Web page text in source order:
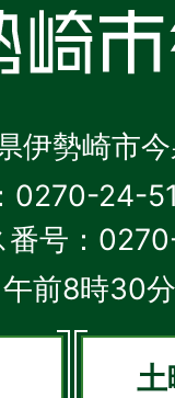
伊勢崎市
0270-24-
番号：
前8時30
土